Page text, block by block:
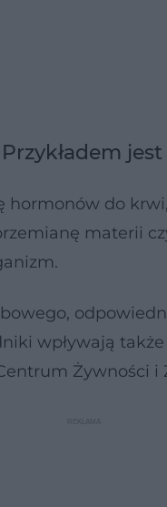
do
materii
wpływają
Żywności i